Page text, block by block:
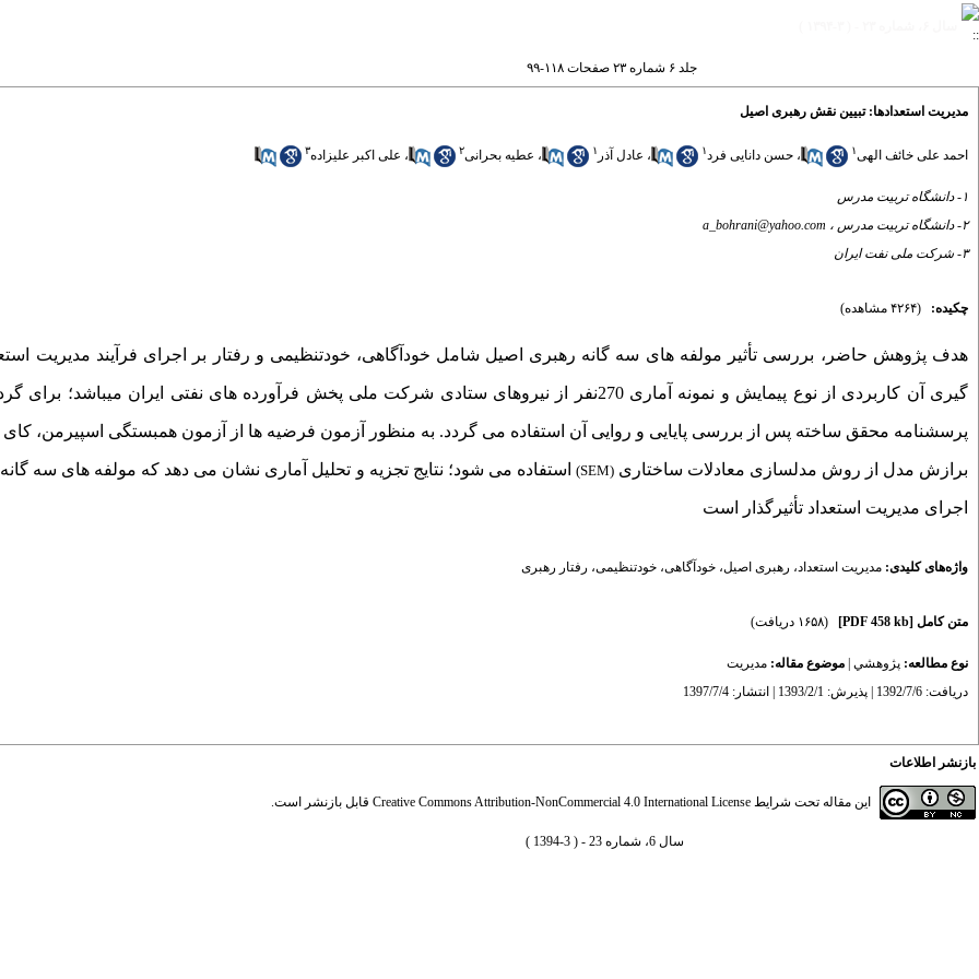
جلد ۶ شماره ۲۳ صفحات ۱۱۸-۹۹
مدیریت استعدادها: تبیین نقش رهبری اصیل
احمد علی خائف الهی۱ ، حسن دانایی فرد۱ ، عادل آذر ۱ ، عطیه بحرانی۲ ، علی اکبر علیزاده۳
۱- دانشگاه تربیت مدرس
۲- دانشگاه تربیت مدرس ،
a_bohrani@yahoo.com
۳- شرکت ملی نفت ایران
چکیده: (۴۲۶۴ مشاهده)
هدف پژوهش حاضر، بررسی تأثیر مولفه های سه گانه رهبری اصیل شامل خودآگاهی، خودتنظیمی و رفتار بر اجرای فرآیند مدیریت
گیری آن کاربردی از نوع پیمایش و نمونه آماری 270نفر از نیروهای ستادی شرکت ملی پخش فرآورده های نفتی ایران می‏باشد؛
پرسشنامه محقق ساخته پس از بررسی پایایی و روایی آن استفاده می گردد. به منظور آزمون فرضیه ها از آزمون همبستگی اسپیرمن،
برازش مدل از روش مدلسازی معادلات ساختاری(SEM) استفاده می شود؛ نتایج تجزیه و تحلیل آماری نشان می دهد که مولفه های سه
اجرای مدیریت استعداد تأثیرگذار است
واژه‌های کلیدی: مدیریت استعداد، رهبری اصیل، خودآگاهی، خودتنظیمی، رفتار رهبری
متن کامل [PDF 458 kb] (۱۶۵۸ دریافت)
نوع مطالعه: پژوهشي موضوع مقاله: مديريت
دریافت: 1392/7/6 | پذیرش: 1393/2/1 | انتشار: 1397/7/4
بازنشر اطلاعات
این مقاله تحت شرایط Creative Commons Attribution-NonCommercial 4.0 International License قابل بازنشر است.
سال 6، شماره 23 - ( 3-1394 )